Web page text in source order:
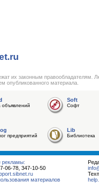
их законным правообладателям.
опубликованного материала.
объявлений
Soft
Софт
предприятий
Lib
Библиотека
рекламы:
06-78, 347-10-50
материалов